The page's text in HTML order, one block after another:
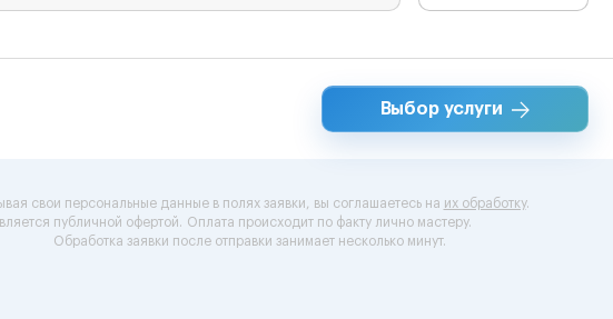
Выбор услуги
свои персональные данные в полях заявки, вы соглашаетесь на их обработку.
публичной офертой. Оплата происходит по факту лично мастеру.
Обработка заявки после отправки занимает несколько минут.